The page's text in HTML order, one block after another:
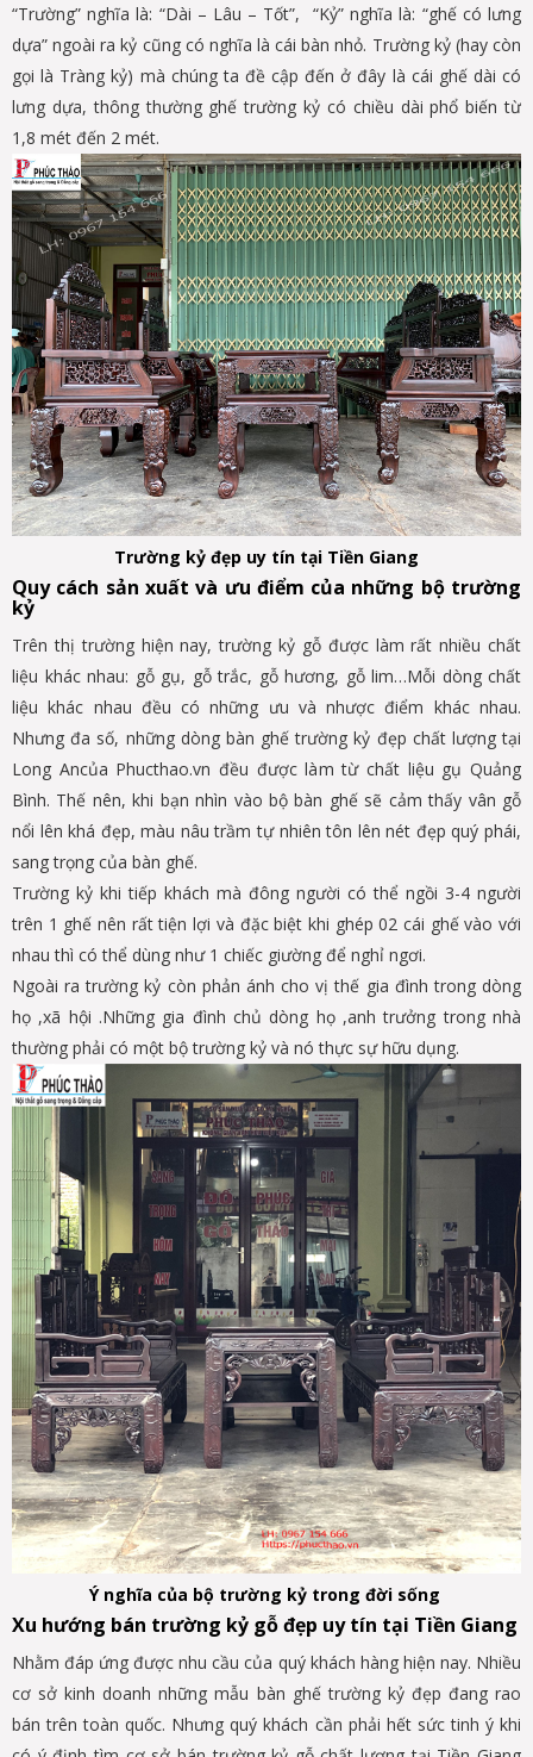
“Trường” nghĩa là: “Dài – Lâu – Tốt”, “Kỷ” nghĩa là: “ghế có lưng
dựa” ngoài ra kỷ cũng có nghĩa là cái bàn nhỏ. Trường kỷ (hay còn
gọi là Tràng kỷ) mà chúng ta đề cập đến ở đây là cái ghế dài có
lưng dựa, thông thường ghế trường kỷ có chiều dài phổ biến từ
1,8 mét đến 2 mét.
Trường kỷ đẹp uy tín tại Tiền Giang
Quy cách sản xuất và ưu điểm của những bộ trường
kỷ
Trên thị trường hiện nay, trường kỷ gỗ được làm rất nhiều chất
liệu khác nhau: gỗ gụ, gỗ trắc, gỗ hương, gỗ lim…Mỗi dòng chất
liệu khác nhau đều có những ưu và nhược điểm khác nhau.
Nhưng đa số, những dòng bàn ghế trường kỷ đẹp chất lượng tại
Long Ancủa Phucthao.vn đều được làm từ chất liệu gụ Quảng
Bình. Thế nên, khi bạn nhìn vào bộ bàn ghế sẽ cảm thấy vân gỗ
nổi lên khá đẹp, màu nâu trầm tự nhiên tôn lên nét đẹp quý phái,
sang trọng của bàn ghế.
Trường kỷ khi tiếp khách mà đông người có thể ngồi 3-4 người
trên 1 ghế nên rất tiện lợi và đặc biệt khi ghép 02 cái ghế vào với
nhau thì có thể dùng như 1 chiếc giường để nghỉ ngơi.
Ngoài ra trường kỷ còn phản ánh cho vị thế gia đình trong dòng
họ ,xã hội .Những gia đình chủ dòng họ ,anh trưởng trong nhà
thường phải có một bộ trường kỷ và nó thực sự hữu dụng.
Ý nghĩa của bộ trường kỷ trong đời sống
Xu hướng bán trường kỷ gỗ đẹp uy tín tại Tiền Giang
Nhằm đáp ứng được nhu cầu của quý khách hàng hiện nay. Nhiều
cơ sở kinh doanh những mẫu bàn ghế trường kỷ đẹp đang rao
bán trên toàn quốc. Nhưng quý khách cần phải hết sức tinh ý khi